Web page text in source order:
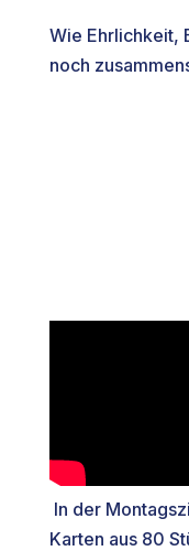
Wie Ehrlichkeit,
noch
In der
Karten aus 80